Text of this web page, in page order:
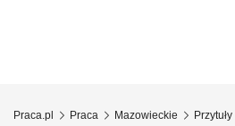
Praca.pl Praca Mazowieckie